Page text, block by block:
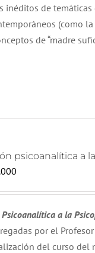
inéditos de
(como
de “madre
El
es:
$ 19.000.
a la
por el
del curso del